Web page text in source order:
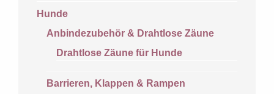
Hunde
Anbindezubehör & Drahtlose Zäune
Drahtlose Zäune für Hunde
Barrieren, Klappen & Rampen